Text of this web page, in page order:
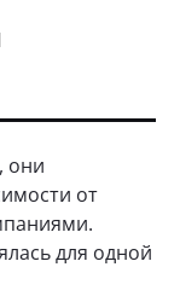
они
от
для одной